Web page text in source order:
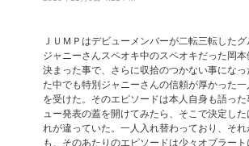
ＪＵＭＰはデビューメンバーが二転三転したグ
ジャニーさんスペオキ中のスペオキだった岡
決まった事で、さらに収拾のつかない事にな
た中でも特別ジャニーさんの信頼が厚かった
を受けた。そのエピソードは本人自身も語っ
ュー発表の蓋を開けてみたら、そこで決定し
れが違っていた。一人入れ替わっており、そ
も、そのあたりのエピソードは少々オブラート